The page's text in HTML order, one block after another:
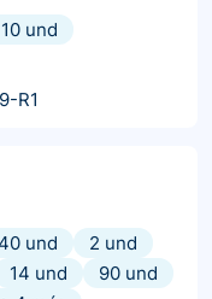
10 und
R1
40 und
2 und
14 und
90 und